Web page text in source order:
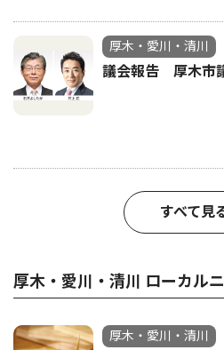
厚木・愛川・清川
議会報告 厚木市
すべて見
厚木・愛川・清川 ローカル
厚木・愛川・清川